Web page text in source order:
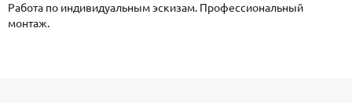
Работа по индивидуальным эскизам. Профессиональный
монтаж.